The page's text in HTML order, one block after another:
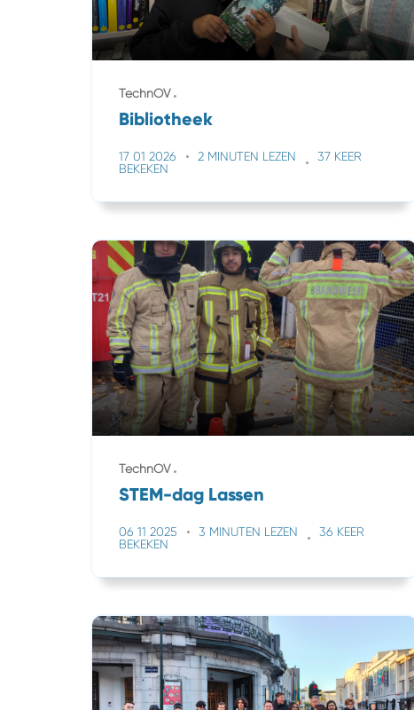
TechnOV
Bibliotheek
17 01 2026 2 MINUTEN LEZEN
37 KEER
BEKEKEN
TechnOV
STEM-dag Lassen
06 11 2025 3 MINUTEN LEZEN
36 KEER
BEKEKEN